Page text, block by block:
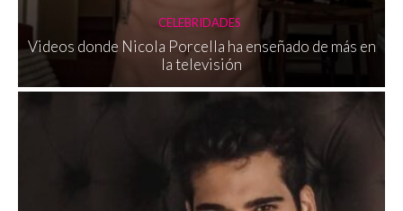
CELEBRIDADES
Videos donde Nicola Porcella ha enseñado de más en
la televisión